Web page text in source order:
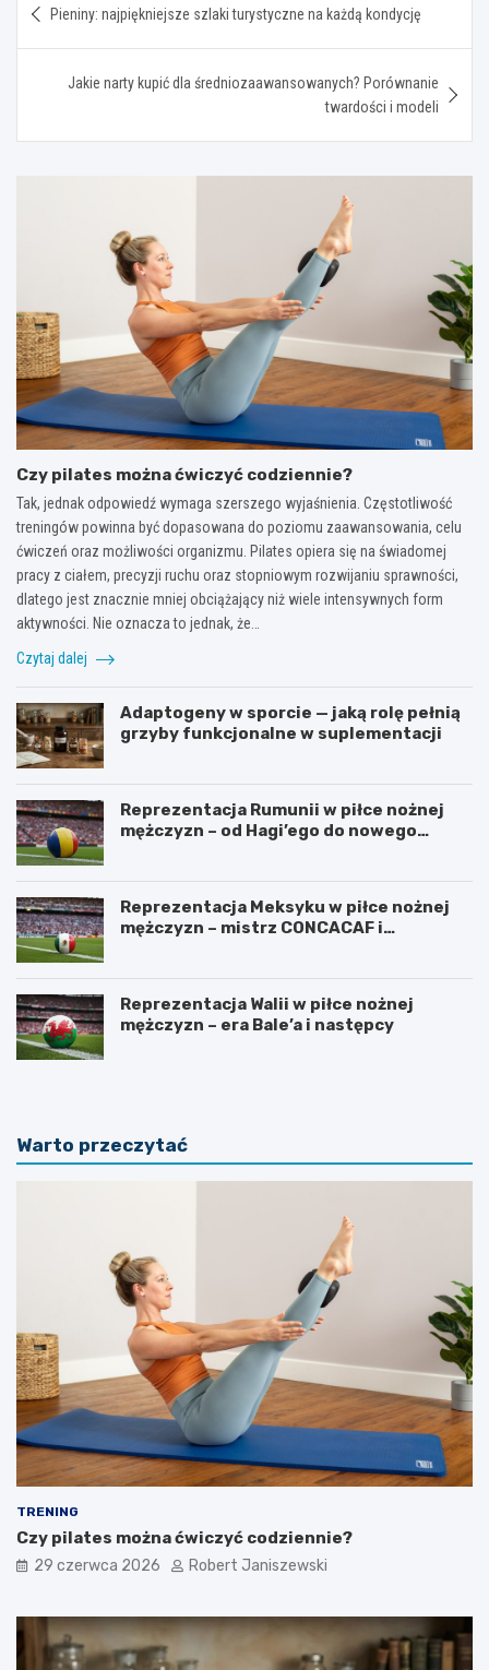
wpisu
Pieniny: najpiękniejsze szlaki turystyczne na każdą kondycję
Jakie narty kupić dla średniozaawansowanych? Porównanie
twardości i modeli
Czy pilates można ćwiczyć codziennie?
Tak, jednak odpowiedź wymaga szerszego wyjaśnienia. Częstotliwość
treningów powinna być dopasowana do poziomu zaawansowania, celu
ćwiczeń oraz możliwości organizmu. Pilates opiera się na świadomej
pracy z ciałem, precyzji ruchu oraz stopniowym rozwijaniu sprawności,
dlatego jest znacznie mniej obciążający niż wiele intensywnych form
aktywności. Nie oznacza to jednak, że…
Czytaj dalej
Adaptogeny w sporcie — jaką rolę pełnią
grzyby funkcjonalne w suplementacji
Reprezentacja Rumunii w piłce nożnej
mężczyzn – od Hagi’ego do nowego
Reprezentacja Meksyku w piłce nożnej
mężczyzn – mistrz CONCACAF i
Reprezentacja Walii w piłce nożnej
mężczyzn – era Bale’a i następcy
Warto przeczytać
TRENING
Czy pilates można ćwiczyć codziennie?
29 czerwca 2026 Robert Janiszewski